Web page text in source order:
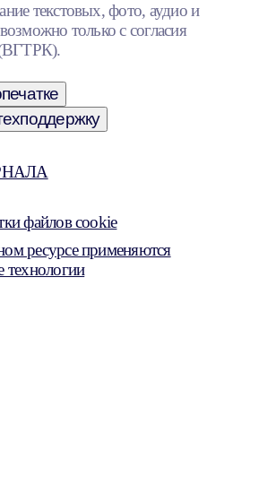
текстовых, фото, аудио и
только с согласия
(ВГТРК).
файлов cookie
ресурсе применяются
технологии